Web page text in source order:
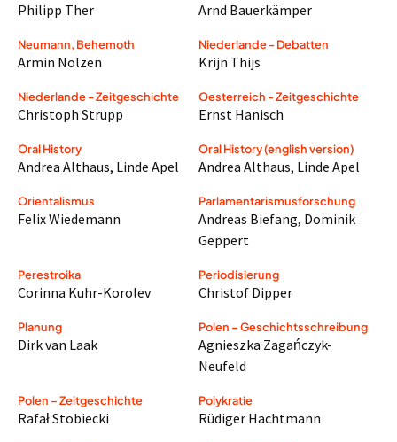
Philipp Ther Arnd Bauerkämper
Neumann, Behemoth
Armin Nolzen
Niederlande - Debatten
Krijn Thijs
Niederlande - Zeitgeschichte
Christoph Strupp
Oesterreich - Zeitgeschichte
Ernst Hanisch
Oral History
Andrea Althaus, Linde Apel
Oral History (english version)
Andrea Althaus, Linde Apel
Orientalismus
Felix Wiedemann
Parlamentarismusforschung
Andreas Biefang, Dominik
Geppert
Perestroika
Corinna Kuhr-Korolev
Periodisierung
Christof Dipper
Planung
Dirk van Laak
Polen – Geschichtsschreibung
Agnieszka Zagańczyk-
Neufeld
Polen – Zeitgeschichte
Rafał Stobiecki
Polykratie
Rüdiger Hachtmann